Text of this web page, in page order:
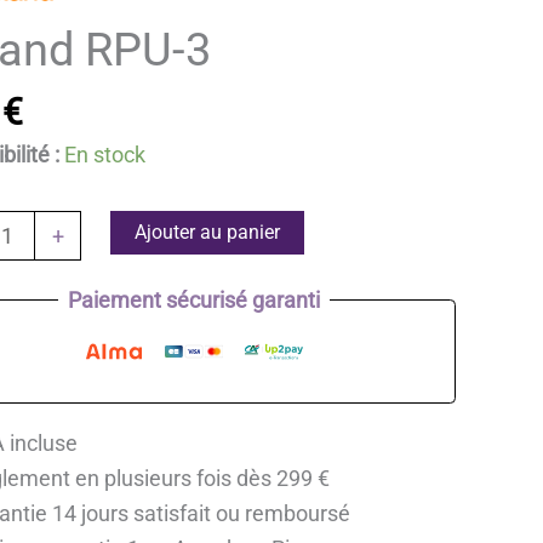
RPU-3
€
: En stock
+ Ajouter au panier
Paiement sécurisé garanti
incluse
en plusieurs fois dès 299 €
14 jours satisfait ou remboursé